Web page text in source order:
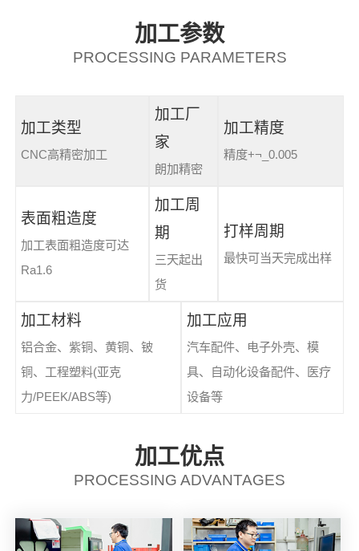
加工参数
PROCESSING PARAMETERS
加工类型
CNC高精密加工
加工厂
家
朗加精密
加工精度
精度+¬_0.005
表面粗造度
加工表面粗造度可达
Ra1.6
加工周
期
三天起出
货
打样周期
最快可当天完成出样
加工材料
铝合金、紫铜、黄铜、铍
铜、工程塑料(亚克
力/PEEK/ABS等)
加工应用
汽车配件、电子外壳、模
具、自动化设备配件、医疗
设备等
加工优点
PROCESSING ADVANTAGES